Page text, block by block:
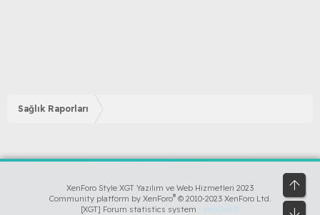
Sağlık Raporları
Üst
Alt
XenForo Style XGT Yazılım ve Web Hizmetleri 2023
Community platform by XenForo® © 2010-2023 XenForo Ltd.
[XGT] Forum statistics system - XenGenTr